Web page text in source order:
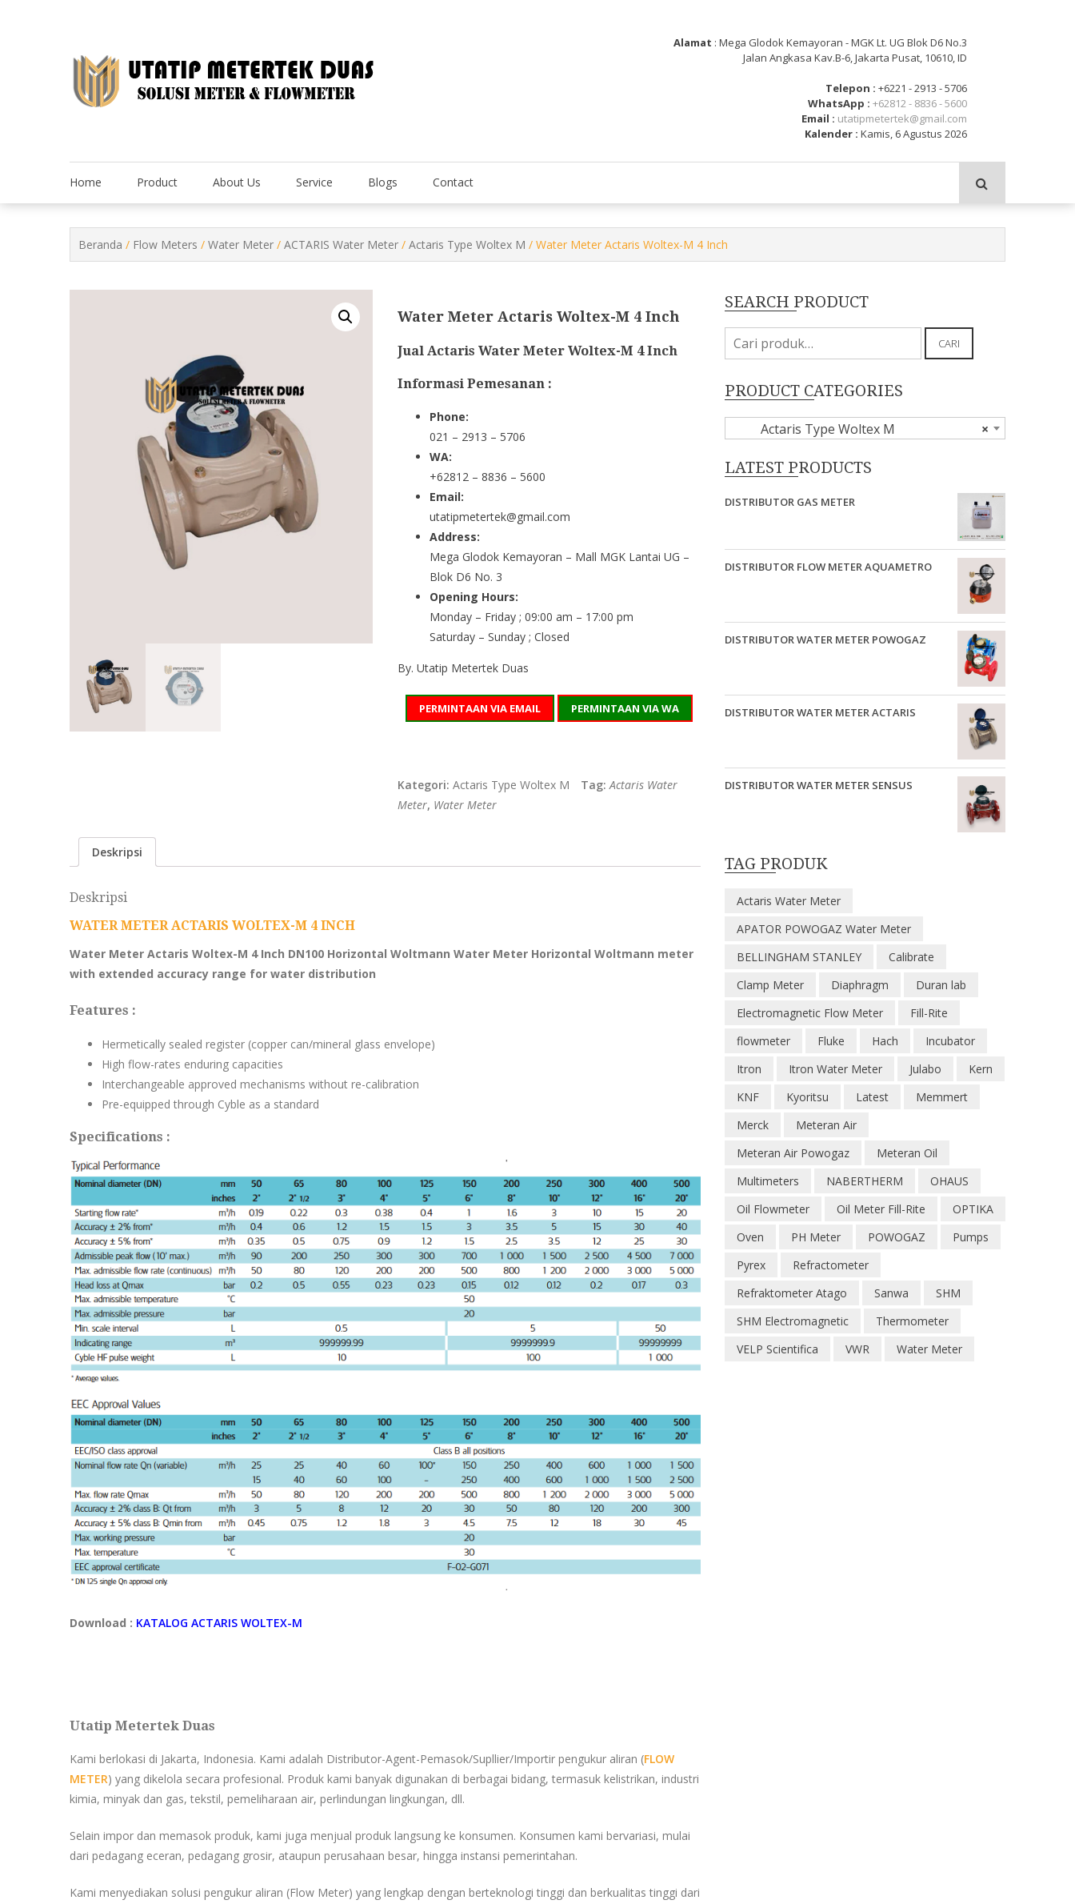
Alamat : Mega Glodok Kemayoran - MGK Lt. UG Blok D6 No.3
Jalan Angkasa Kav.B-6, Jakarta Pusat, 10610, ID
Telepon : +6221 - 2913 - 5706
WhatsApp : +62812 - 8836 - 5600
Email : utatipmetertek@gmail.com
Kalender : Kamis, 6 Agustus 2026
Home Product About Us Service Blogs Contact
Beranda / Flow Meters / Water Meter / ACTARIS Water Meter / Actaris Type Woltex M / Water Meter Actaris Woltex-M 4 Inch
Water Meter Actaris Woltex-M 4 Inch
Jual Actaris Water Meter Woltex-M 4 Inch
Informasi Pemesanan :
Phone:
021 – 2913 – 5706
WA:
+62812 – 8836 – 5600
Email:
utatipmetertek@gmail.com
Address:
Mega Glodok Kemayoran – Mall MGK Lantai UG –
Blok D6 No. 3
Opening Hours:
Monday – Friday ; 09:00 am – 17:00 pm
Saturday – Sunday ; Closed
By. Utatip Metertek Duas
PERMINTAAN VIA EMAIL PERMINTAAN VIA WA
Kategori:Actaris Type Woltex M Tag:Actaris Water
Meter, Water Meter
Deskripsi
Deskripsi
WATER METER ACTARIS WOLTEX-M 4 INCH
Water Meter Actaris Woltex-M 4 Inch DN100 Horizontal Woltmann Water Meter Horizontal Woltmann meter
with extended accuracy range for water distribution
Features :
Hermetically sealed register (copper can/mineral glass envelope)
High flow-rates enduring capacities
Interchangeable approved mechanisms without re-calibration
Pre-equipped through Cyble as a standard
Specifications :
Download : KATALOG ACTARIS WOLTEX-M
Utatip Metertek Duas
Kami berlokasi di Jakarta, Indonesia. Kami adalah Distributor-Agent-Pemasok/Supllier/Importir pengukur aliran (FLOW
METER) yang dikelola secara profesional. Produk kami banyak digunakan di berbagai bidang, termasuk kelistrikan, industri
kimia, minyak dan gas, tekstil, pemeliharaan air, perlindungan lingkungan, dll.
Selain impor dan memasok produk, kami juga menjual produk langsung ke konsumen. Konsumen kami bervariasi, mulai
dari pedagang eceran, pedagang grosir, ataupun perusahaan besar, hingga instansi pemerintahan.
Kami menyediakan solusi pengukur aliran (Flow Meter) yang lengkap dengan berteknologi tinggi dan berkualitas tinggi dari
SEARCH PRODUCT
Pencarian
untuk:
CARI
PRODUCT CATEGORIES
×
Actaris Type Woltex M
LATEST PRODUCTS
DISTRIBUTOR GAS METER
DISTRIBUTOR FLOW METER AQUAMETRO
DISTRIBUTOR WATER METER POWOGAZ
DISTRIBUTOR WATER METER ACTARIS
DISTRIBUTOR WATER METER SENSUS
TAG PRODUK
Actaris Water Meter
APATOR POWOGAZ Water Meter
BELLINGHAM STANLEY
Calibrate
Clamp Meter
Diaphragm
Duran lab
Electromagnetic Flow Meter
Fill-Rite
flowmeter
Fluke Hach
Incubator
Itron
Itron Water Meter Julabo
Kern
KNF
Kyoritsu Latest
Memmert
Merck
Meteran Air
Meteran Air Powogaz
Meteran Oil
Multimeters
NABERTHERM
OHAUS
Oil Flowmeter
Oil Meter Fill-Rite
OPTIKA
Oven
PH Meter POWOGAZ
Pumps
Pyrex
Refractometer
Refraktometer Atago
Sanwa
SHM
SHM Electromagnetic
Thermometer
VELP Scientifica
VWR Water Meter